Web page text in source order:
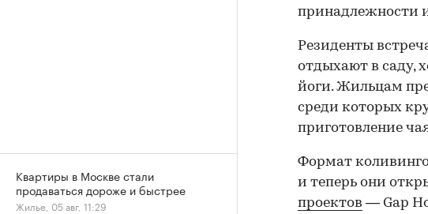
принадлежности
Резиденты
отдыхают в саду,
йоги. Жильцам
среди которых
приготовление
Формат
и теперь они
проектов — Gap
Квартиры в Москве стали
продаваться дороже и быстрее
Жилье, 05 авг, 11:29